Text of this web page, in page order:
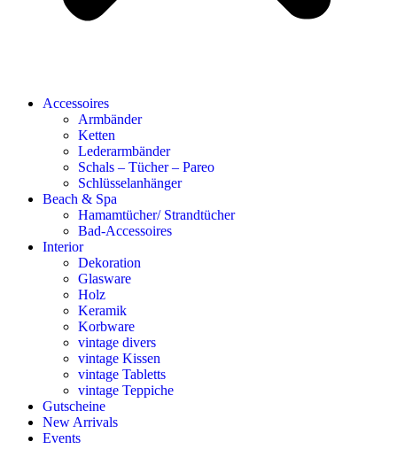
Accessoires
Armbänder
Ketten
Lederarmbänder
Schals – Tücher – Pareo
Schlüsselanhänger
Beach & Spa
Hamamtücher/ Strandtücher
Bad-Accessoires
Interior
Dekoration
Glasware
Holz
Keramik
Korbware
vintage divers
vintage Kissen
vintage Tabletts
vintage Teppiche
Gutscheine
New Arrivals
Events